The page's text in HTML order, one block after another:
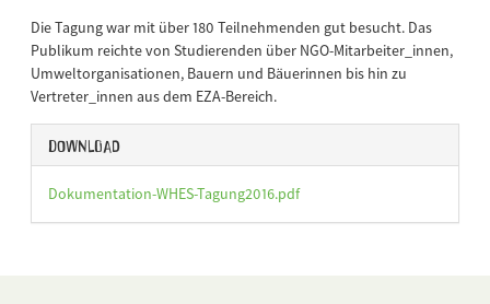
Die Tagung war mit über 180 Teilnehmenden gut besucht. Das
Publikum reichte von Studierenden über NGO-Mitarbeiter_innen,
Umweltorganisationen, Bauern und Bäuerinnen bis hin zu
Vertreter_innen aus dem EZA-Bereich.
Download
Dokumentation-WHES-Tagung2016.pdf